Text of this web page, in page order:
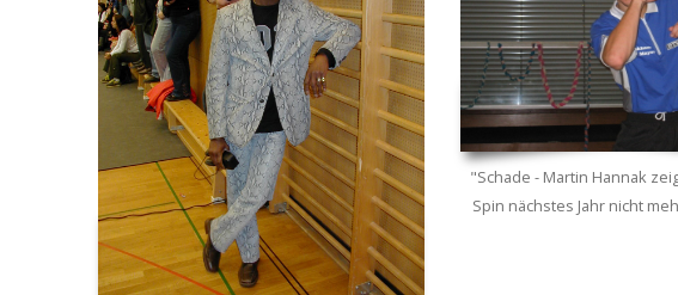
"Schade - Martin Hannak
Spin nächstes Jahr nicht